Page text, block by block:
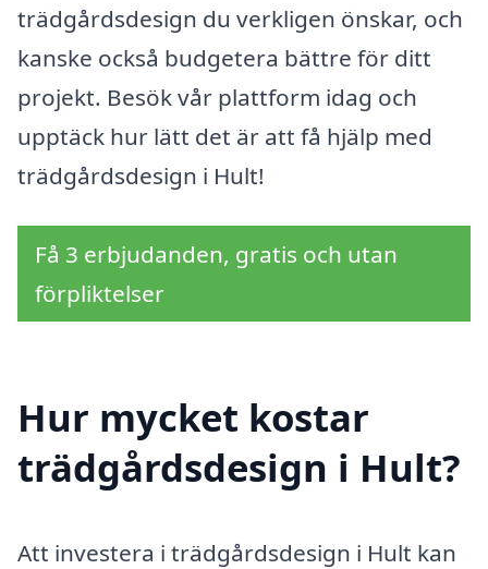
trädgårdsdesign du verkligen önskar, och
kanske också budgetera bättre för ditt
projekt. Besök vår plattform idag och
upptäck hur lätt det är att få hjälp med
trädgårdsdesign i Hult!
Få 3 erbjudanden, gratis och utan
förpliktelser
Hur mycket kostar
trädgårdsdesign i Hult?
Att investera i trädgårdsdesign i Hult kan